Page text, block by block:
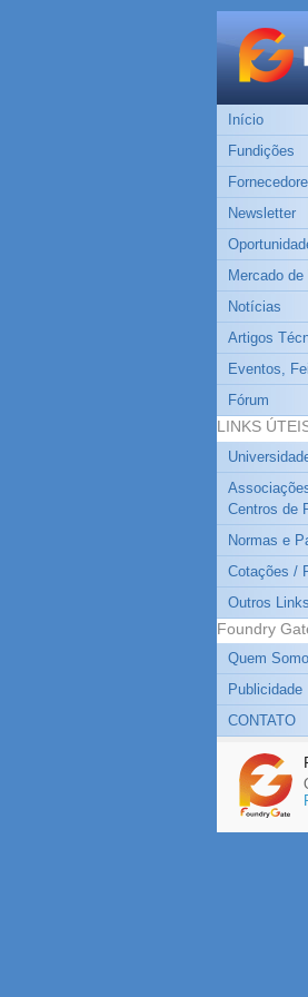
Início
Fundições
Newsletter
Mercado de
Notícias
Artigos
Eventos,
Fórum
LINKS
Centros de
Normas e
Cotações /
Outros Links
Foundry
Quem
Publicidade
CONTATO